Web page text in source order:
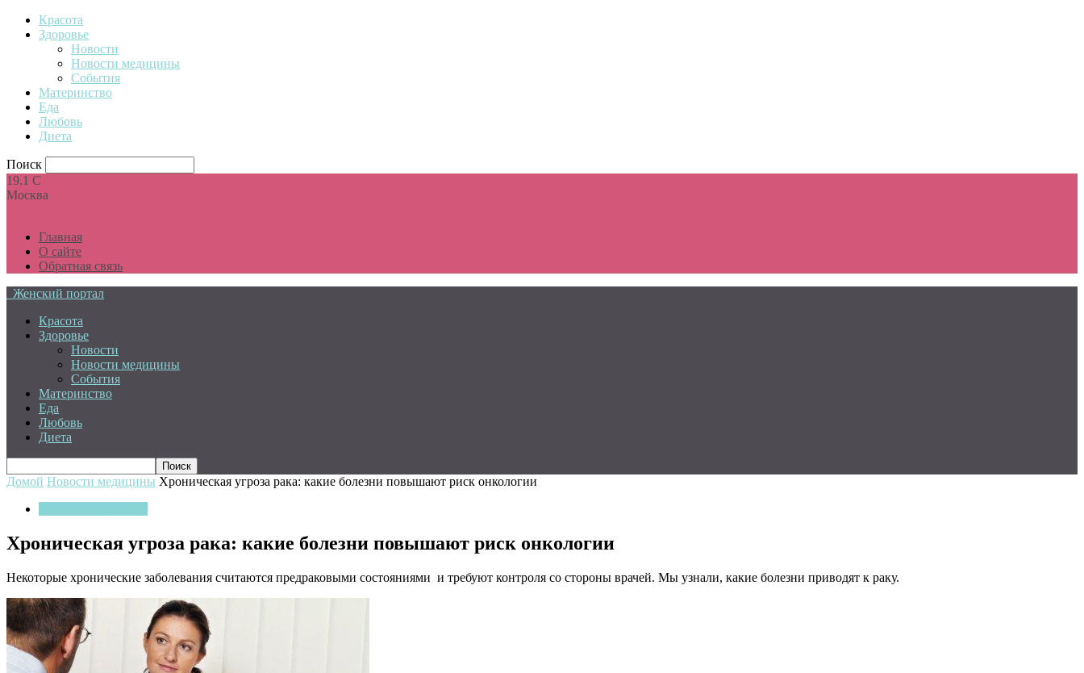
Красота
Здоровье
Новости
Новости медицины
События
Материнство
Еда
Любовь
Диета
Поиск
19.1 C
Москва
Главная
О сайте
Обратная связь
Женский портал
Красота
Здоровье
Новости
Новости медицины
События
Материнство
Еда
Любовь
Диета
Домой Новости медицины Хроническая угроза рака: какие болезни повышают риск онкологии
Хроническая угроза рака: какие болезни повышают риск онкологии
Некоторые хронические заболевания считаются предраковыми состояниями и требуют контроля со стороны врачей. Мы узнали, какие болезни приводят к раку.